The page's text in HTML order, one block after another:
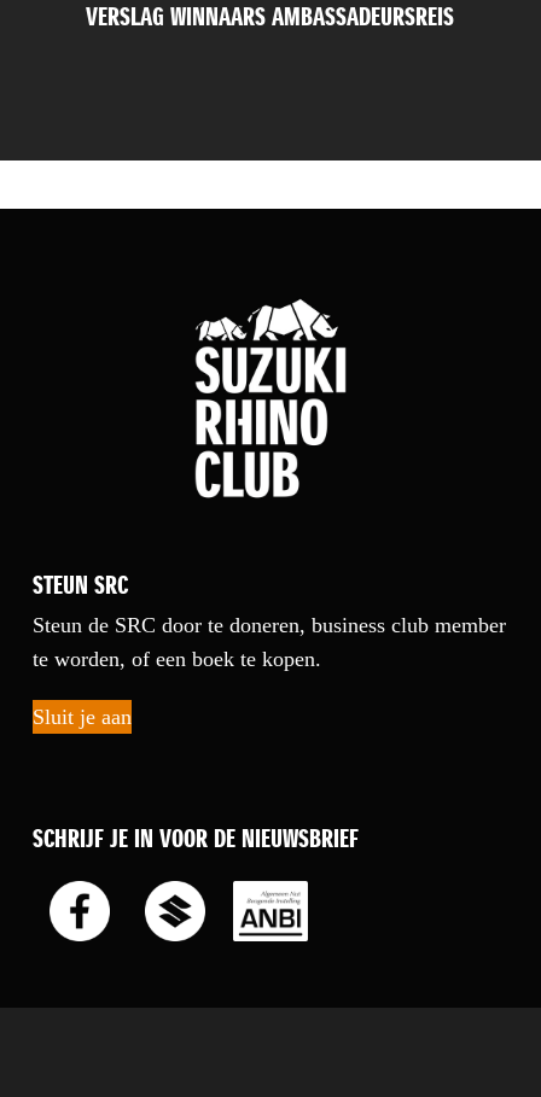
VERSLAG WINNAARS AMBASSADEURSREIS
STEUN SRC
Steun de SRC door te doneren, business club member
te worden, of een boek te kopen.
Sluit je aan
SCHRIJF JE IN VOOR DE NIEUWSBRIEF